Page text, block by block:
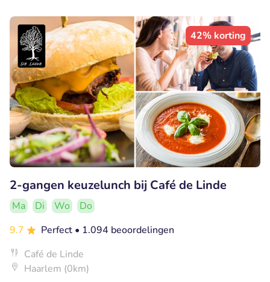
42% korting
2-gangen keuzelunch bij Café de Linde
Ma Di Wo
Do
9.7
Perfect • 1.094 beoordelingen
Café de Linde
Haarlem (0km)